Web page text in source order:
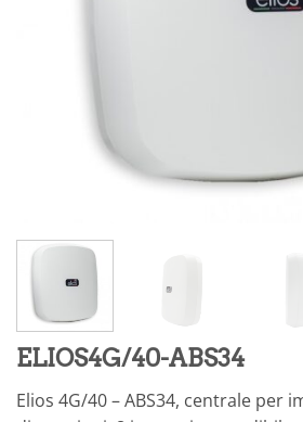
ELIOS4G/40-ABS34
Elios 4G/40 – ABS34, centrale per